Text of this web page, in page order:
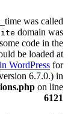
was called
domain was
code in the
be loaded at
WordPress for
6.7.0.) in
on line
6121